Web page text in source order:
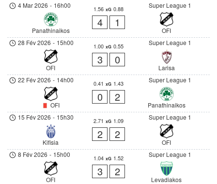
Super League 1
4 Mar 2026 - 16h00
Panathinaikos
1.56 xG 0.88
4 1
OFI
Super League 1
28 Fév 2026 - 15h00
OFI
1.00 xG 0.55
3 0
Larisa
Super League 1
22 Fév 2026 - 14h00
OFI
0.41 xG 1.43
0 2
Panathinaikos
Super League 1
15 Fév 2026 - 15h30
Kifisia
2.71 xG 1.09
2 2
OFI
Super League 1
8 Fév 2026 - 15h00
OFI
1.04 xG 1.52
3 2
Levadiakos